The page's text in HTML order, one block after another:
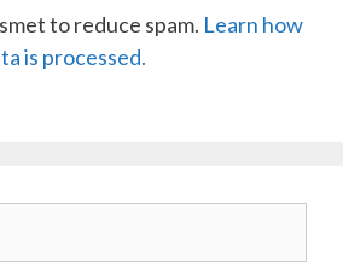
to reduce spam. Learn how
is processed.